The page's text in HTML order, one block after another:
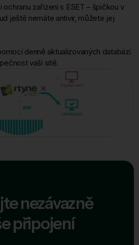
ochranu zařízení s ESET – špičkou v
ještě nemáte antivir, můžete jej
denně aktualizovaných databází
vaší sítě.
nezávazně
připojení